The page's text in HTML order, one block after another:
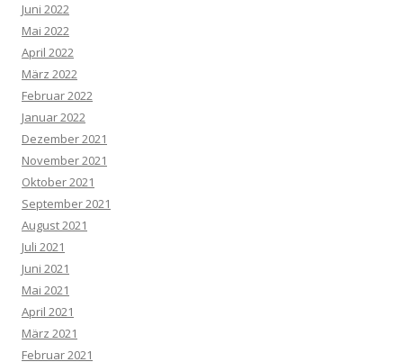
Juni 2022
Mai 2022
April 2022
März 2022
Februar 2022
Januar 2022
Dezember 2021
November 2021
Oktober 2021
September 2021
August 2021
Juli 2021
Juni 2021
Mai 2021
April 2021
März 2021
Februar 2021